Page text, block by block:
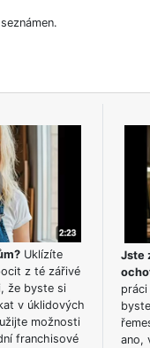
Uklízíte
z té zářivé
že byste si
v úklidových
možnosti
franchisové
Jste
ano,